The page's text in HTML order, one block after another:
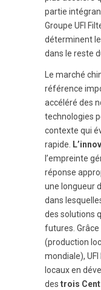
partie
Groupe UFI
déterminent le
dans le reste
Le marché
référence
accéléré des
technologies
contexte qui
rapide.
l’empreinte
réponse
une longueur
dans
des solutions
futures. Grâce
(production
mondiale),
locaux en
des trois